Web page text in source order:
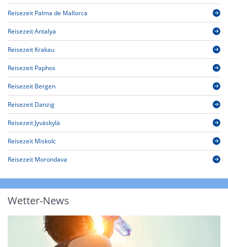
Reisezeit Palma de Mallorca
Reisezeit Antalya
Reisezeit Krakau
Reisezeit Paphos
Reisezeit Bergen
Reisezeit Danzig
Reisezeit Jyväskylä
Reisezeit Miskolc
Reisezeit Morondava
Wetter-News